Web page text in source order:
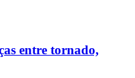
entre tornado,